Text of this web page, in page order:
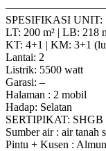
SPESIFIKASI UNIT:
LT: 200 m² | LB: 218
KT: 4+1 | KM: 3+1
Lantai: 2
Listrik: 5500 watt
Garasi: –
Halaman : 2 mobil
Hadap: Selatan
SERTIPIKAT: SHGB
Sumber air : air tanah
Pintu + Kusen :